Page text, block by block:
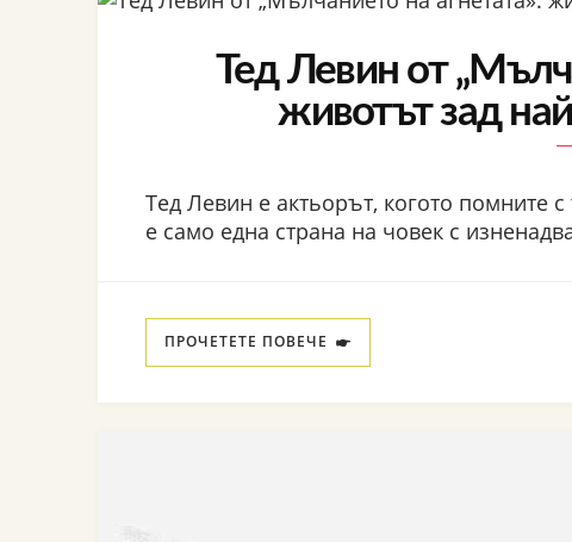
Тед Левин от
животът зад
Тед Левин е актьорът, когото помните
е само една страна на човек с
ПРОЧЕТЕТЕ ПОВЕЧЕ